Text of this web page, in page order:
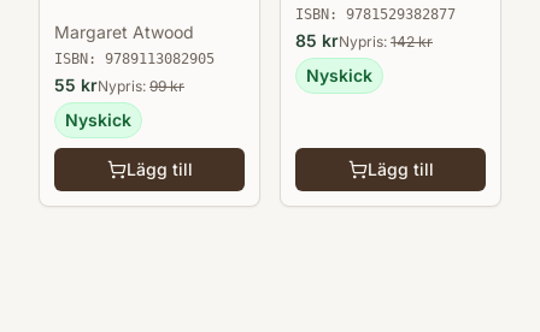
Margaret Atwood
ISBN: 9789113082905
55 krNypris: 99kr
Nyskick
Lägg till
ISBN: 9781529382877
85 krNypris: 142kr
Nyskick
Lägg till